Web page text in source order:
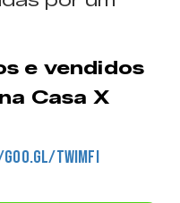
e vendidos
Casa X
TWimfi